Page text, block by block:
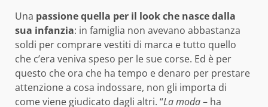
Una passione quella per il look che nasce dalla
sua infanzia: in famiglia non avevano abbastanza
soldi per comprare vestiti di marca e tutto quello
che c’era veniva speso per le sue corse. Ed è per
questo che ora che ha tempo e denaro per prestare
attenzione a cosa indossare, non gli importa di
come viene giudicato dagli altri. “La moda– ha